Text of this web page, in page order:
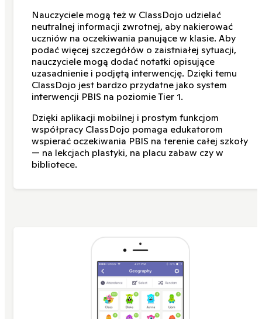
Nauczyciele mogą też w ClassDojo udzielać
neutralnej informacji zwrotnej, aby nakierować
uczniów na oczekiwania panujące w klasie. Aby
podać więcej szczegółów o zaistniałej sytuacji,
nauczyciele mogą dodać notatki opisujące
uzasadnienie i podjętą interwencję. Dzięki temu
ClassDojo jest bardzo przydatne jako system
interwencji PBIS na poziomie Tier 1.
Dzięki aplikacji mobilnej i prostym funkcjom
współpracy ClassDojo pomaga edukatorom
wspierać oczekiwania PBIS na terenie całej szkoły
— na lekcjach plastyki, na placu zabaw czy w
bibliotece.